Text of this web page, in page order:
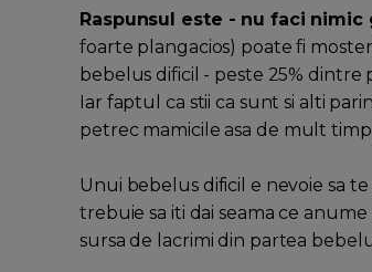
Raspunsul este - nu faci nimic
foarte plangacios) poate fi
bebelus dificil - peste 25%
Iar faptul ca stii ca sunt si alti
petrec mamicile asa de mult
Unui bebelus dificil e nevoie sa te
trebuie sa iti dai seama ce
sursa de lacrimi din partea